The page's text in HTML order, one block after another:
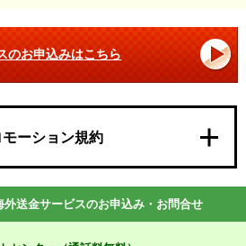
のお申込みはこちら
モーション規約
外送金サービスのお申込み・お問合せ